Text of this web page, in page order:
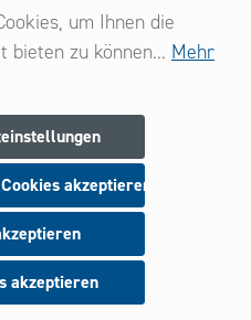
Newsletter an
Produkte und Angebote
um Ihnen die
bieten zu können... Mehr
akzeptieren
akzeptieren